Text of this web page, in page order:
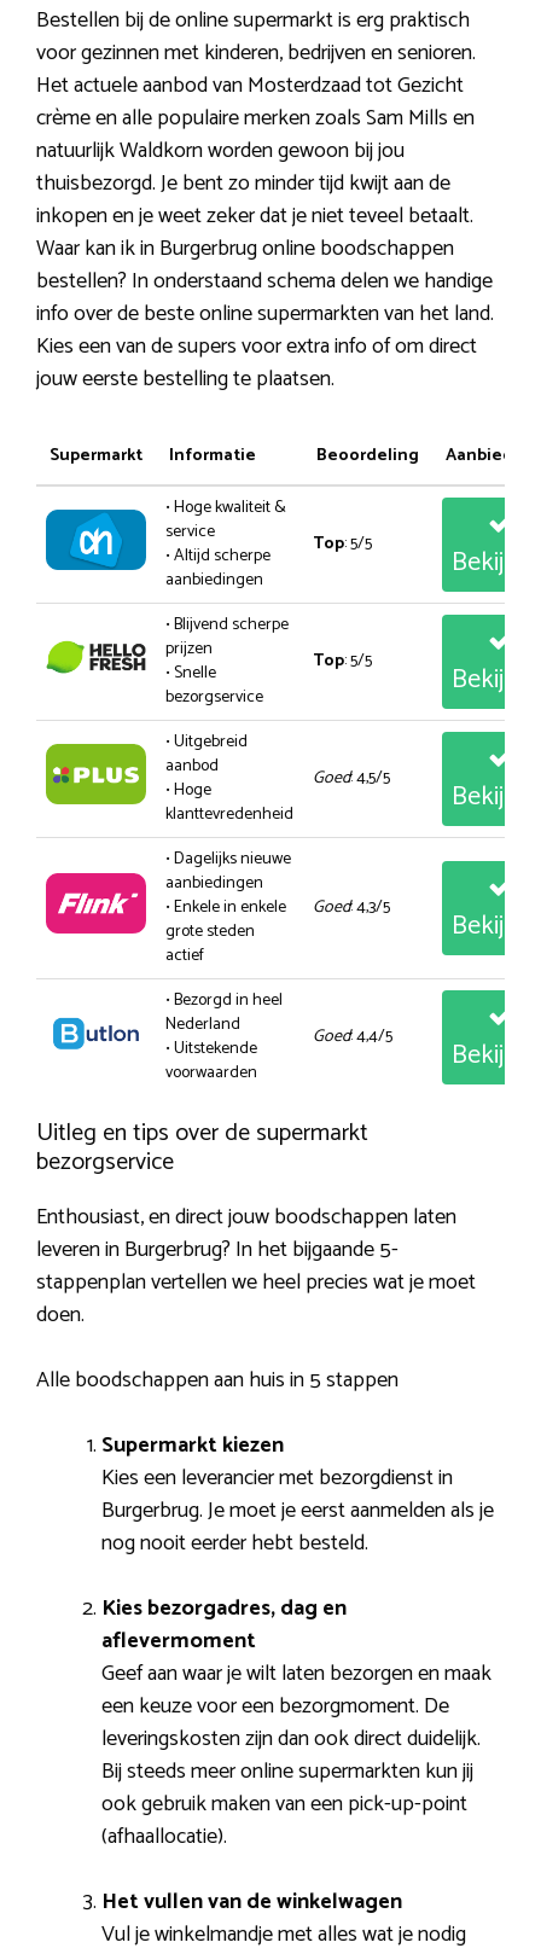
Bestellen bij de online supermarkt is erg praktisch
voor gezinnen met kinderen, bedrijven en senioren.
Het actuele aanbod van Mosterdzaad tot Gezicht
crème en alle populaire merken zoals Sam Mills en
natuurlijk Waldkorn worden gewoon bij jou
thuisbezorgd. Je bent zo minder tijd kwijt aan de
inkopen en je weet zeker dat je niet teveel betaalt.
Waar kan ik in Burgerbrug online boodschappen
bestellen? In onderstaand schema delen we handige
info over de beste online supermarkten van het land.
Kies een van de supers voor extra info of om direct
jouw eerste bestelling te plaatsen.
Supermarkt Informatie Beoordeling
• Hoge kwaliteit &
service
• Altijd scherpe
aanbiedingen
Top: 5/5
• Blijvend scherpe
prijzen
• Snelle
bezorgservice
Top: 5/5
• Uitgebreid
aanbod
• Hoge
klanttevredenheid
Goed: 4,5/5
• Dagelijks nieuwe
aanbiedingen
• Enkele in enkele
grote steden
actief
Goed: 4,3/5
• Bezorgd in heel
Nederland
• Uitstekende
voorwaarden
Goed: 4,4/5
Uitleg en tips over de supermarkt
bezorgservice
Enthousiast, en direct jouw boodschappen laten
leveren in Burgerbrug? In het bijgaande 5-
stappenplan vertellen we heel precies wat je moet
doen.
Alle boodschappen aan huis in 5 stappen
Supermarkt kiezen
Kies een leverancier met bezorgdienst in
Burgerbrug. Je moet je eerst aanmelden als je
nog nooit eerder hebt besteld.
Kies bezorgadres, dag en
aflevermoment
Geef aan waar je wilt laten bezorgen en maak
een keuze voor een bezorgmoment. De
leveringskosten zijn dan ook direct duidelijk.
Bij steeds meer online supermarkten kun jij
ook gebruik maken van een pick-up-point
(afhaallocatie).
Het vullen van de winkelwagen
Vul je winkelmandje met alles wat je nodig